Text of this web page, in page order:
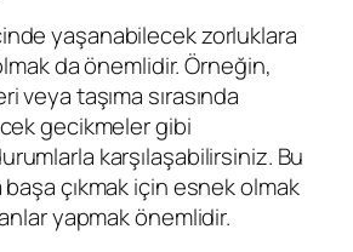
yaşanabilecek zorluklara
olmak da önemlidir. Örneğin,
veya taşıma sırasında
gecikmeler gibi
karşılaşabilirsiniz. Bu
çıkmak için esnek olmak
yapmak önemlidir.